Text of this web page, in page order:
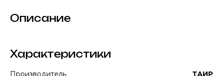
Описание
Характеристики
Производитель ТАИР